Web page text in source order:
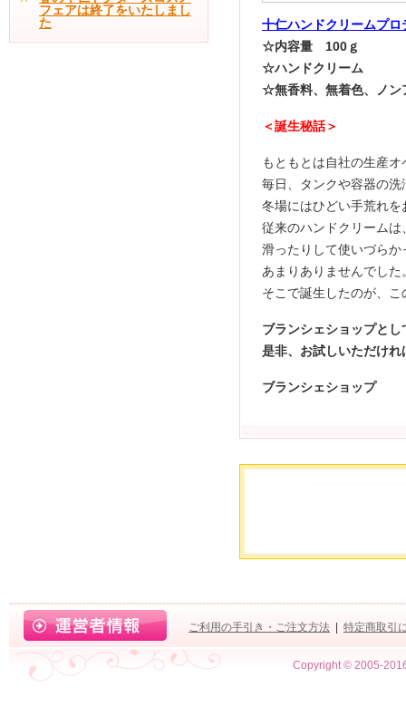
フェアは終了をいたしまし
た
十仁ハンドクリームプロ
☆内容量 100ｇ
☆ハンドクリーム
☆無香料、無着色、ノン
＜誕生秘話＞
もともとは自社の生産
毎日、タンクや容器の
冬場にはひどい手荒れ
従来のハンドクリーム
滑ったりして使いづら
あまりありませんでした
そこで誕生したのが、
ブランシェショップと
是非、お試しいただけ
ブランシェショップ
ご利用の手引き・ご注文方法 特定商取引
Copyright © 2005-